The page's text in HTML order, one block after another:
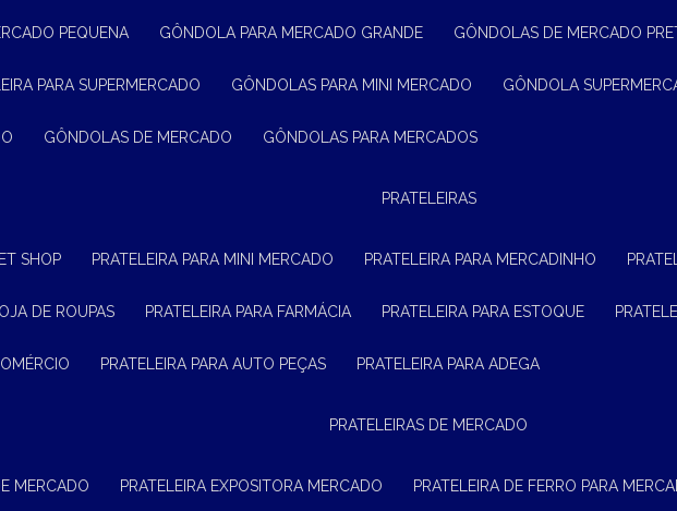
PEQUENA GÔNDOLA PARA MERCADO GRANDE GÔNDOLAS DE MERCADO
PARA SUPERMERCADO GÔNDOLAS PARA MINI MERCADO GÔNDOLA
GÔNDOLAS DE MERCADO GÔNDOLAS PARA MERCADOS
PRATELEIRAS
SHOP PRATELEIRA PARA MINI MERCADO PRATELEIRA PARA MERCADINHO
DE ROUPAS PRATELEIRA PARA FARMÁCIA PRATELEIRA PARA ESTOQUE
PRATELEIRA PARA AUTO PEÇAS PRATELEIRA PARA ADEGA
PRATELEIRAS DE MERCADO
MERCADO PRATELEIRA EXPOSITORA MERCADO PRATELEIRA DE FERRO PARA